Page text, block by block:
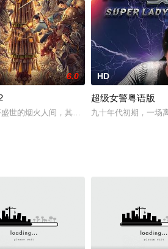
店的药品，商店的主人与她的朋友都在这次
6.0
世的烟火人间，其实并非只有人类存在。一
HD
超级女警粤语版
九十年代初期，一场